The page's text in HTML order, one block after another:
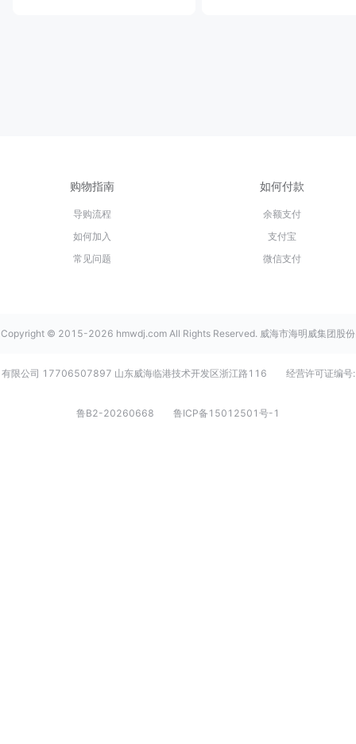
购物指南
导购流程
如何加入
常见问题
如何付款
余额支付
支付宝
微信支付
Copyright © 2015-2026 hmwdj.com All Rights Reserved. 威海市海明威集团股份
有限公司 17706507897 山东威海临港技术开发区浙江路116 经营许可证编号:
鲁B2-20260668 鲁ICP备15012501号-1